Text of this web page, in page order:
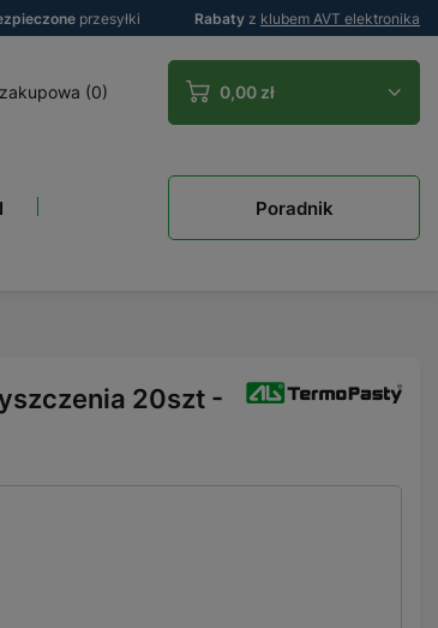
przesyłki Rabaty z klubem AVT elektronika
(0) 0,00 zł
Poradnik
20szt -